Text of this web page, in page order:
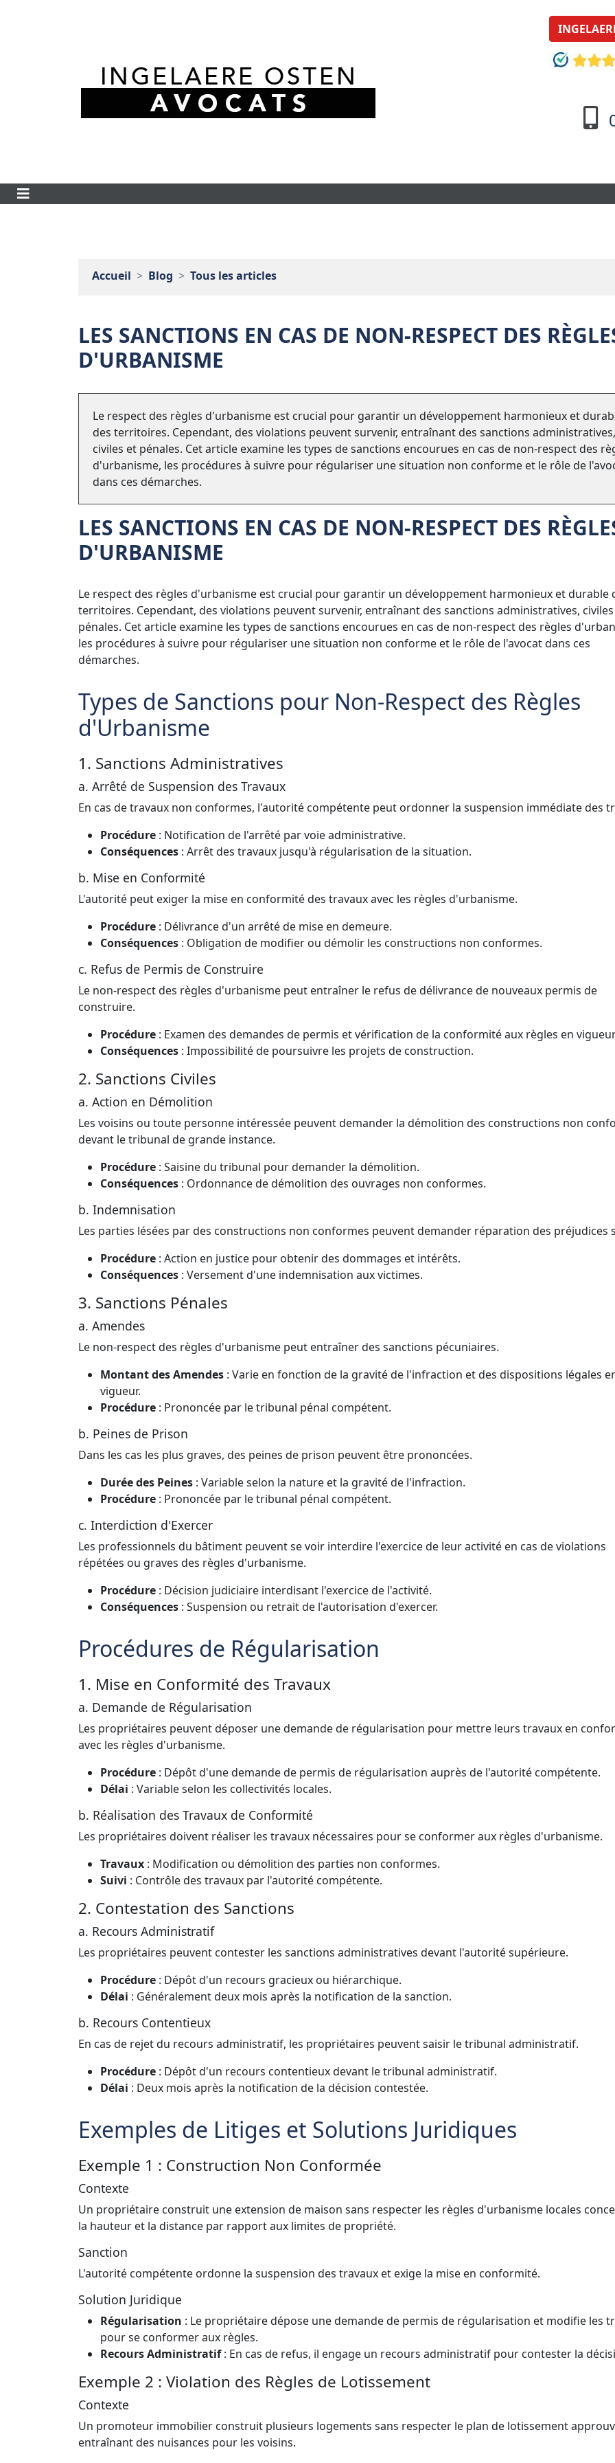
Accueil Blog Tous les articles
LES SANCTIONS EN CAS DE NON-RESPECT DES
D'URBANISME
Le respect des règles d'urbanisme est crucial pour garantir un développement harmonieux et
des territoires. Cependant, des violations peuvent survenir, entraînant des sanctions administratives,
civiles et pénales. Cet article examine les types de sanctions encourues en cas de non-respect des
d'urbanisme, les procédures à suivre pour régulariser une situation non conforme et le rôle de
dans ces démarches.
LES SANCTIONS EN CAS DE NON-RESPECT DES
D'URBANISME
Le respect des règles d'urbanisme est crucial pour garantir un développement harmonieux et durable
territoires. Cependant, des violations peuvent survenir, entraînant des sanctions administratives,
pénales. Cet article examine les types de sanctions encourues en cas de non-respect des règles
les procédures à suivre pour régulariser une situation non conforme et le rôle de l'avocat dans ces
démarches.
Types de Sanctions pour Non-Respect des Règles
d'Urbanisme
1. Sanctions Administratives
a. Arrêté de Suspension des Travaux
En cas de travaux non conformes, l'autorité compétente peut ordonner la suspension immédiate des
Procédure : Notification de l'arrêté par voie administrative.
Conséquences : Arrêt des travaux jusqu'à régularisation de la situation.
b. Mise en Conformité
L'autorité peut exiger la mise en conformité des travaux avec les règles d'urbanisme.
Procédure : Délivrance d'un arrêté de mise en demeure.
Conséquences : Obligation de modifier ou démolir les constructions non conformes.
c. Refus de Permis de Construire
Le non-respect des règles d'urbanisme peut entraîner le refus de délivrance de nouveaux permis de
construire.
Procédure : Examen des demandes de permis et vérification de la conformité aux règles en
Conséquences : Impossibilité de poursuivre les projets de construction.
2. Sanctions Civiles
a. Action en Démolition
Les voisins ou toute personne intéressée peuvent demander la démolition des constructions non
devant le tribunal de grande instance.
Procédure : Saisine du tribunal pour demander la démolition.
Conséquences : Ordonnance de démolition des ouvrages non conformes.
b. Indemnisation
Les parties lésées par des constructions non conformes peuvent demander réparation des préjudices
Procédure : Action en justice pour obtenir des dommages et intérêts.
Conséquences : Versement d'une indemnisation aux victimes.
3. Sanctions Pénales
a. Amendes
Le non-respect des règles d'urbanisme peut entraîner des sanctions pécuniaires.
Montant des Amendes : Varie en fonction de la gravité de l'infraction et des dispositions légales
vigueur.
Procédure : Prononcée par le tribunal pénal compétent.
b. Peines de Prison
Dans les cas les plus graves, des peines de prison peuvent être prononcées.
Durée des Peines : Variable selon la nature et la gravité de l'infraction.
Procédure : Prononcée par le tribunal pénal compétent.
c. Interdiction d'Exercer
Les professionnels du bâtiment peuvent se voir interdire l'exercice de leur activité en cas de violations
répétées ou graves des règles d'urbanisme.
Procédure : Décision judiciaire interdisant l'exercice de l'activité.
Conséquences : Suspension ou retrait de l'autorisation d'exercer.
Procédures de Régularisation
1. Mise en Conformité des Travaux
a. Demande de Régularisation
Les propriétaires peuvent déposer une demande de régularisation pour mettre leurs travaux en
avec les règles d'urbanisme.
Procédure : Dépôt d'une demande de permis de régularisation auprès de l'autorité compétente.
Délai : Variable selon les collectivités locales.
b. Réalisation des Travaux de Conformité
Les propriétaires doivent réaliser les travaux nécessaires pour se conformer aux règles d'urbanisme.
Travaux : Modification ou démolition des parties non conformes.
Suivi : Contrôle des travaux par l'autorité compétente.
2. Contestation des Sanctions
a. Recours Administratif
Les propriétaires peuvent contester les sanctions administratives devant l'autorité supérieure.
Procédure : Dépôt d'un recours gracieux ou hiérarchique.
Délai : Généralement deux mois après la notification de la sanction.
b. Recours Contentieux
En cas de rejet du recours administratif, les propriétaires peuvent saisir le tribunal administratif.
Procédure : Dépôt d'un recours contentieux devant le tribunal administratif.
Délai : Deux mois après la notification de la décision contestée.
Exemples de Litiges et Solutions Juridiques
Exemple 1 : Construction Non Conformée
Contexte
Un propriétaire construit une extension de maison sans respecter les règles d'urbanisme locales
la hauteur et la distance par rapport aux limites de propriété.
Sanction
L'autorité compétente ordonne la suspension des travaux et exige la mise en conformité.
Solution Juridique
Régularisation : Le propriétaire dépose une demande de permis de régularisation et modifie les
pour se conformer aux règles.
Recours Administratif: En cas de refus, il engage un recours administratif pour contester la
Exemple 2 : Violation des Règles de Lotissement
Contexte
Un promoteur immobilier construit plusieurs logements sans respecter le plan de lotissement
entraînant des nuisances pour les voisins.